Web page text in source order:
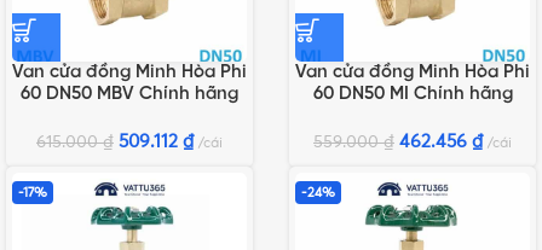
Van cửa đồng Minh Hòa Phi
60 DN50 MBV Chính hãng
615.000₫ 509.112 ₫ cái
Van cửa đồng Minh Hòa Phi
60 DN50 MI Chính hãng
559.000₫ 462.456 ₫ cái
-17% -24%